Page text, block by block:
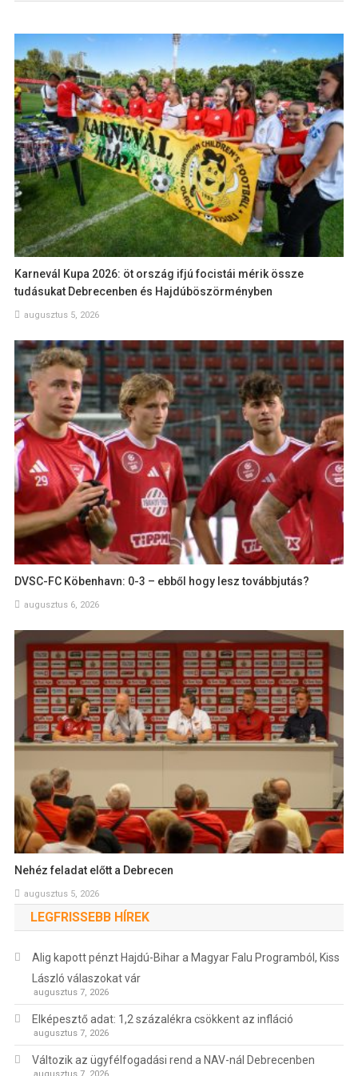
Karnevál Kupa 2026: öt ország ifjú focistái mérik össze
tudásukat Debrecenben és Hajdúböszörményben
augusztus 5, 2026
DVSC-FC Köbenhavn: 0-3 – ebből hogy lesz továbbjutás?
augusztus 6, 2026
Nehéz feladat előtt a Debrecen
augusztus 5, 2026
LEGFRISSEBB HÍREK
Alig kapott pénzt Hajdú-Bihar a Magyar Falu Programból, Kiss
László válaszokat vár
augusztus 7, 2026
Elképesztő adat: 1,2 százalékra csökkent az infláció
augusztus 7, 2026
Változik az ügyfélfogadási rend a NAV-nál Debrecenben